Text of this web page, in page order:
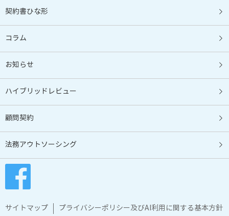
契約書ひな形
コラム
お知らせ
ハイブリッドレビュー
顧問契約
法務アウトソーシング
サイトマップ プライバシーポリシー及びAI利用に関する基本方針